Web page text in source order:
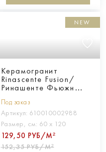
NEW
Керамогранит
Rinascente Fusion/
Ринашенте Фьюжн
Под заказ
Артикул: 610010002988
Размер, см: 60 х 120
129,50 РУБ/М²
152,35 РУБ/М²